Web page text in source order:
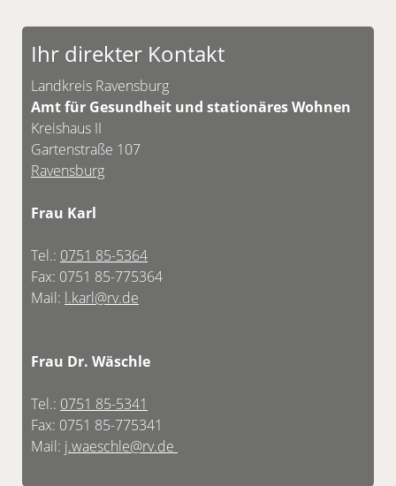
Ihr direkter Kontakt
Landkreis Ravensburg
Amt für Gesundheit und stationäres Wohnen
Kreishaus II
Gartenstraße 107
Ravensburg
Frau Karl
Tel.: 0751 85-5364
Fax: 0751 85-775364
Mail: l.karl@rv.de
Frau Dr. Wäschle
Tel.: 0751 85-5341
Fax: 0751 85-775341
Mail: j.waeschle@rv.de